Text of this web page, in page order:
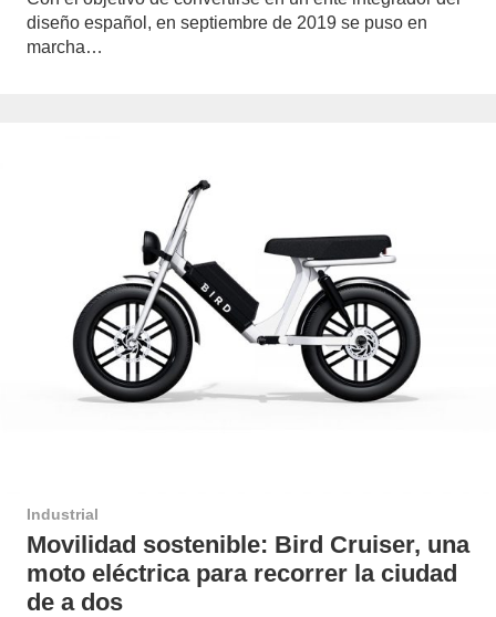
diseño español, en septiembre de 2019 se puso en
marcha…
Industrial
Movilidad sostenible: Bird Cruiser, una
moto eléctrica para recorrer la ciudad
de a dos